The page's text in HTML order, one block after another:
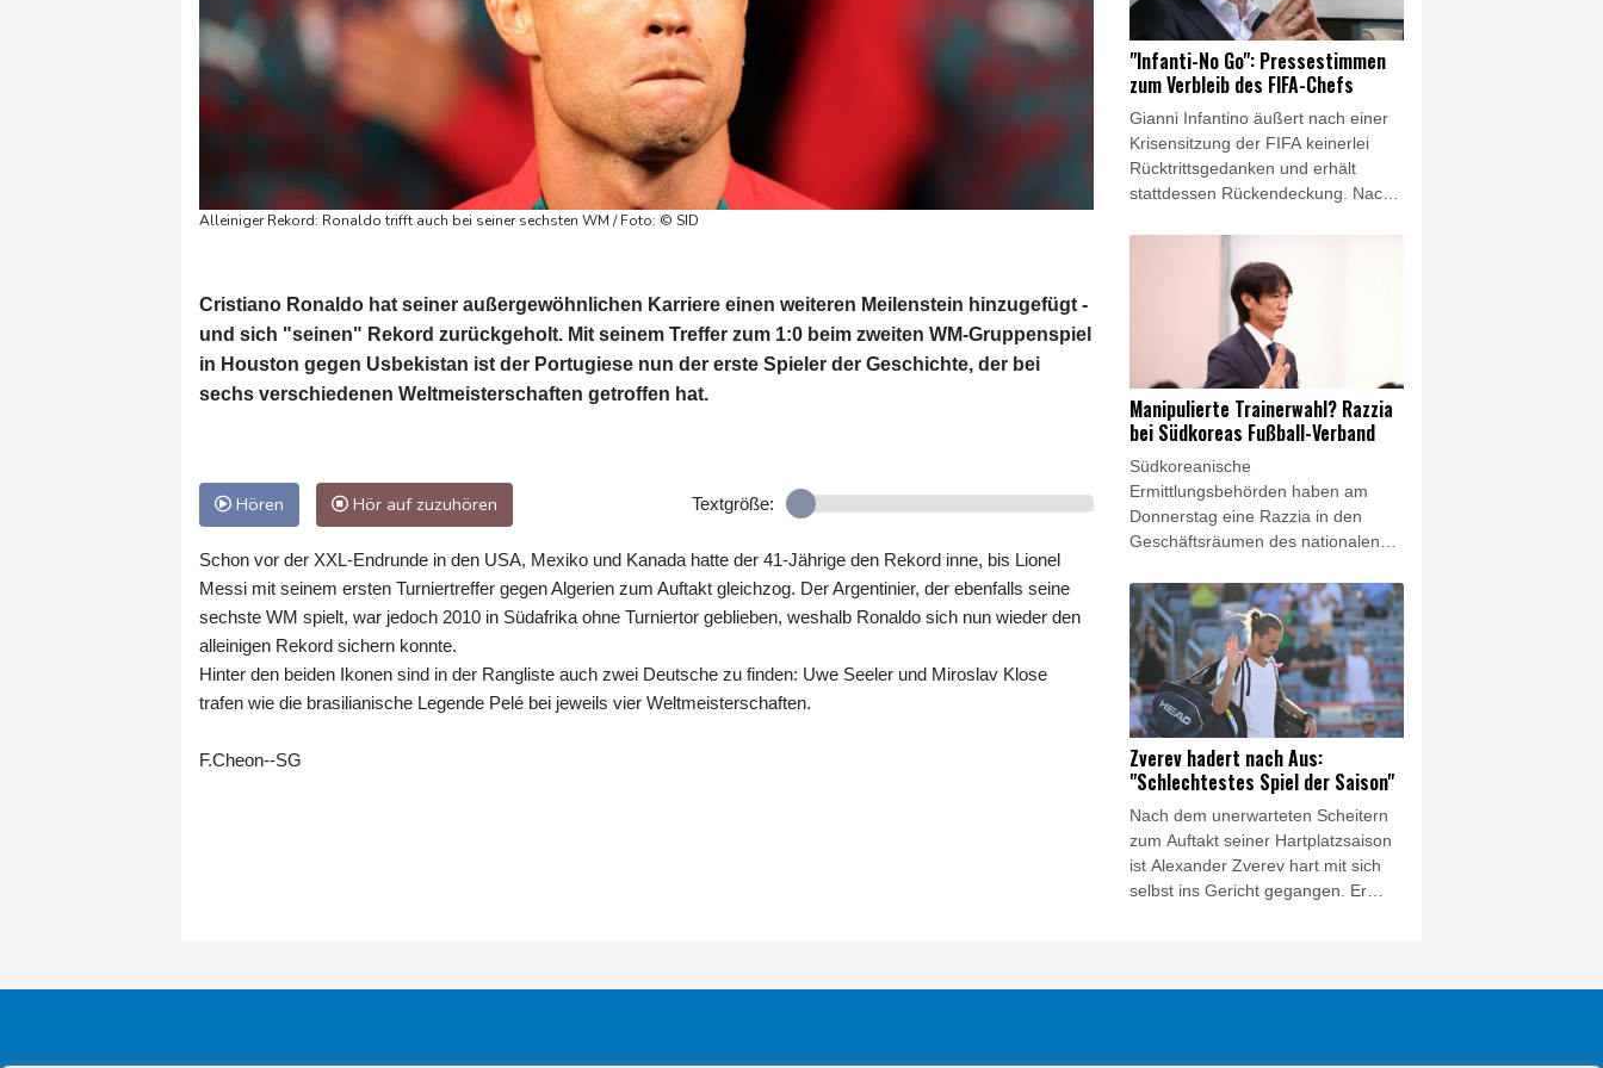
Alleiniger Rekord: Ronaldo trifft auch bei seiner sechsten WM / Foto: © SID
Cristiano Ronaldo hat seiner außergewöhnlichen Karriere einen weiteren Meilenstein hinzugefügt -
und sich "seinen" Rekord zurückgeholt. Mit seinem Treffer zum 1:0 beim zweiten WM-Gruppenspiel
in Houston gegen Usbekistan ist der Portugiese nun der erste Spieler der Geschichte, der bei
sechs verschiedenen Weltmeisterschaften getroffen hat.
Hören Hör auf zuzuhören Textgröße:
Schon vor der XXL-Endrunde in den USA, Mexiko und Kanada hatte der 41-Jährige den Rekord inne, bis Lionel
Messi mit seinem ersten Turniertreffer gegen Algerien zum Auftakt gleichzog. Der Argentinier, der ebenfalls seine
sechste WM spielt, war jedoch 2010 in Südafrika ohne Turniertor geblieben, weshalb Ronaldo sich nun wieder den
alleinigen Rekord sichern konnte.
Hinter den beiden Ikonen sind in der Rangliste auch zwei Deutsche zu finden: Uwe Seeler und Miroslav Klose
trafen wie die brasilianische Legende Pelé bei jeweils vier Weltmeisterschaften.
F.Cheon--SG
Hendrich für die Chicago Stars in
der NWSL gespielt.
"Infanti-No Go": Pressestimmen
zum Verbleib des FIFA-Chefs
Gianni Infantino äußert nach einer
Krisensitzung der FIFA keinerlei
Rücktrittsgedanken und erhält
stattdessen Rückendeckung. Nach
Präsident des Fußball-
Weltverbandes zum Gegenangriff
auf seine Kritiker aus. Die
internationalen Pressestimmen im
Manipulierte Trainerwahl? Razzia
bei Südkoreas Fußball-Verband
Südkoreanische
Ermittlungsbehörden haben am
Donnerstag eine Razzia in den
Geschäftsräumen des nationalen
durchgeführt. Dabei geht es um
mögliche Manipulationen rund um
die Ernennung des ehemaligen
Nationaltrainers Hong Myung-bo,
der mit dem Team bei der
Weltmeisterschaft 2026 in der
Vorrunde gescheitert war.
Zverev hadert nach Aus:
"Schlechtestes Spiel der Saison"
Nach dem unerwarteten Scheitern
zum Auftakt seiner Hartplatzsaison
ist Alexander Zverev hart mit sich
selbst ins Gericht gegangen. Er
Leistung erwartet, sagte der 29-